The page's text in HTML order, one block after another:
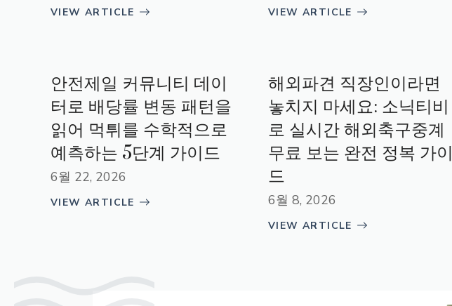
VIEW ARTICLE VIEW ARTICLE
안전제일 커뮤니티 데이
터로 배당률 변동 패턴을
읽어 먹튀를 수학적으로
예측하는 5단계 가이드
6월 22, 2026
VIEW ARTICLE
해외파견 직장인이라면
놓치지 마세요: 소닉티비
로 실시간 해외축구중계
무료 보는 완전 정복 가이
드
6월 8, 2026
VIEW ARTICLE